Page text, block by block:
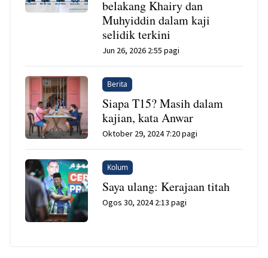
belakang Khairy dan
Muhyiddin dalam kaji
selidik terkini
Jun 26, 2026 2:55 pagi
Berita
Siapa T15? Masih dalam
kajian, kata Anwar
Oktober 29, 2024 7:20 pagi
Kolum
Saya ulang: Kerajaan titah
Ogos 30, 2024 2:13 pagi